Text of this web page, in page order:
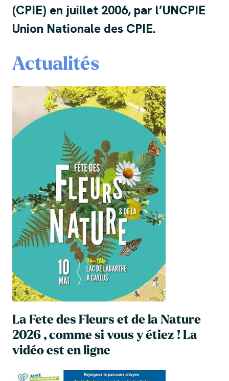
(CPIE) en juillet 2006, par l’UNCPIE
Union Nationale des CPIE.
Actualités
La Fete des Fleurs et de la Nature
2026 , comme si vous y étiez ! La
vidéo est en ligne